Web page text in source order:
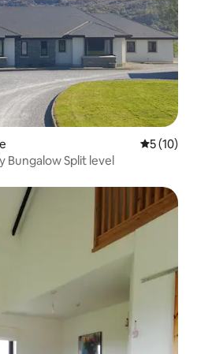
5 (10)
Bungalow Split level